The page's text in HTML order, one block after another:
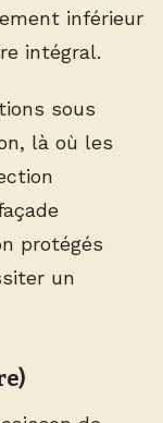
inférieur
intégral.
sous
là où les
protégés
un